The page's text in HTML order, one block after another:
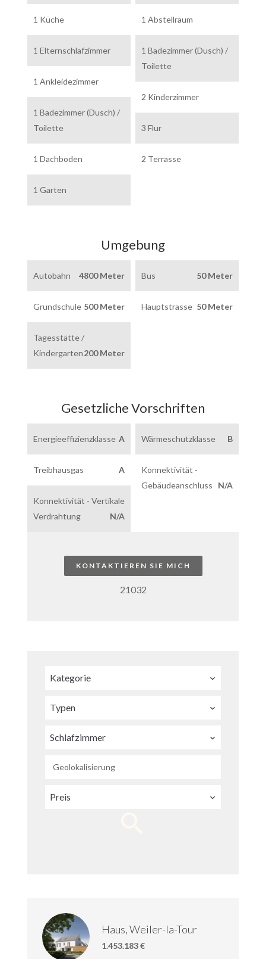
1 Küche 1 Abstellraum
1 Elternschlafzimmer
1 Badezimmer (Dusch) /
Toilette
1 Ankleidezimmer
2 Kinderzimmer
1 Badezimmer (Dusch) /
Toilette
3 Flur
1 Dachboden 2 Terrasse
1 Garten
Umgebung
Autobahn 4800 Meter Bus 50 Meter
Grundschule 500 Meter Hauptstrasse 50 Meter
Tagesstätte /
Kindergarten200 Meter
Gesetzliche Vorschriften
Energieeffizienzklasse A Wärmeschutzklasse B
Treibhausgas A
Konnektivität -
Gebäudeanschluss
N/A
Konnektivität - Vertikale
Verdrahtung
N/A
KONTAKTIEREN SIE MICH
21032
Kategorie
Typen
Schlafzimmer
Geolokalisierung
Preis
Haus, Weiler-la-Tour
1.453.183 €